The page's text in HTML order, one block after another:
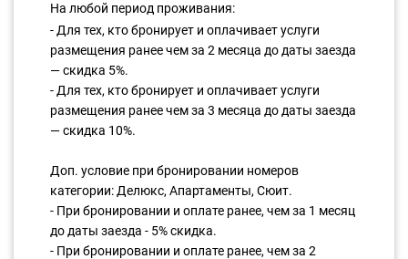
На любой период проживания:
- Для тех, кто бронирует и оплачивает услуги
размещения ранее чем за 2 месяца до даты заезда
— скидка 5%.
- Для тех, кто бронирует и оплачивает услуги
размещения ранее чем за 3 месяца до даты заезда
— скидка 10%.
Доп. условие при бронировании номеров
категории: Делюкс, Апартаменты, Сюит.
- При бронировании и оплате ранее, чем за 1 месяц
до даты заезда - 5% скидка.
- При бронировании и оплате ранее, чем за 2